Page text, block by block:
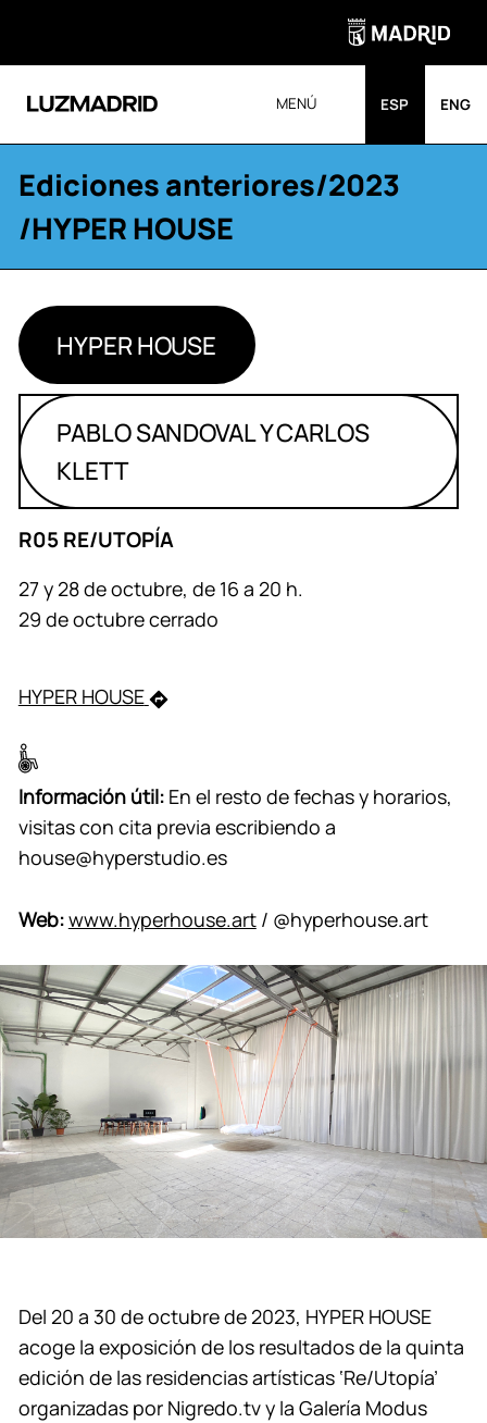
MENÚ ESP ENG
Ediciones anteriores/2023
/HYPER HOUSE
HYPER HOUSE
PABLO SANDOVAL Y CARLOS
KLETT
R05 RE/UTOPÍA
27 y 28 de octubre, de 16 a 20 h.
29 de octubre cerrado
HYPER HOUSE
Información útil:En el resto de fechas y horarios,
visitas con cita previa escribiendo a
house@hyperstudio.es
Web:www.hyperhouse.art/ @hyperhouse.art
Del 20 a 30 de octubre de 2023, HYPER HOUSE
acoge la exposición de los resultados de la quinta
edición de las residencias artísticas ‘Re/Utopía’
organizadas por Nigredo.tv y la Galería Modus